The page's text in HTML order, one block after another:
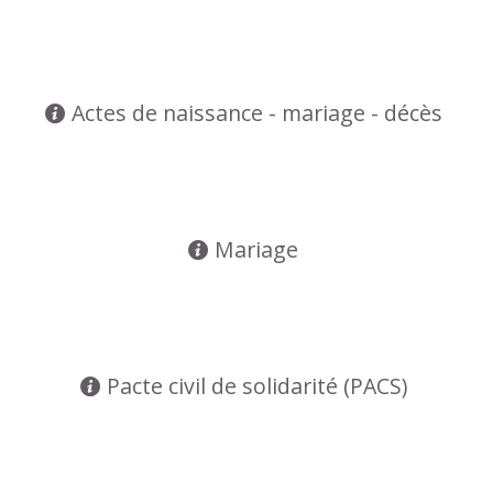
Actes de naissance - mariage - décès
Mariage
Pacte civil de solidarité (PACS)